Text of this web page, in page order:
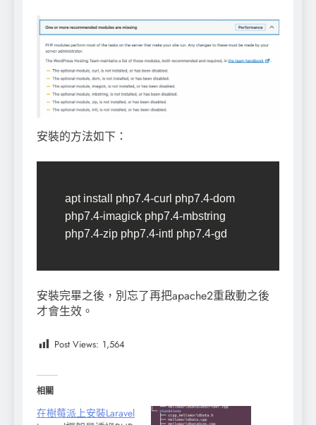
安裝的方法如下：
apt install php7.4-curl php7.4-dom
php7.4-imagick php7.4-mbstring
php7.4-zip php7.4-intl php7.4-gd
安裝完畢之後，別忘了再把apache2重啟動之後
才會生效。
Post Views: 1,564
相關
在樹莓派上安裝Laravel